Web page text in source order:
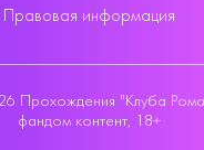
Правовая информация
Прохождения "Клуба
фандом контент, 18+